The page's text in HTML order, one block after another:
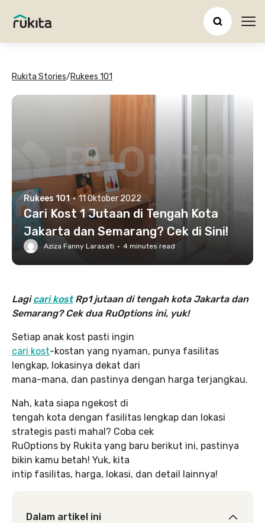
Rukita Stories/Rukees 101
Rukees 101 · 11 Oktober 2022
Cari Kost 1 Jutaan di Tengah Kota
Jakarta dan Semarang? Cek di Sini!
Aziza Fanny Larasati · 4 minutes read
Lagicari kostRp1 jutaan di tengah kota Jakarta dan
Semarang? Cek dua RuOptions ini, yuk!
Setiap anak kost pasti ingin
cari kost-kostan yang nyaman, punya fasilitas
lengkap, lokasinya dekat dari
mana-mana, dan pastinya dengan harga terjangkau.
Nah, kata siapa ngekost di
tengah kota dengan fasilitas lengkap dan lokasi
strategis pasti mahal? Coba cek
RuOptions by Rukita yang baru berikut ini, pastinya
bikin kamu betah! Yuk, kita
intip fasilitas, harga, lokasi, dan detail lainnya!
Dalam artikel ini